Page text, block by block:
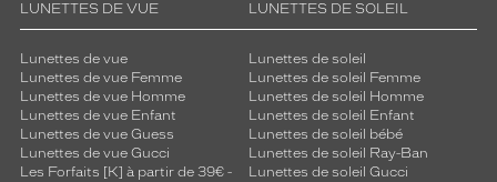
LUNETTES DE VUE
Lunettes de vue
Lunettes de vue Femme
Lunettes de vue Homme
Lunettes de vue Enfant
Lunettes de vue Guess
Lunettes de vue Gucci
Les Forfaits [K] à partir de 39€ -
LUNETTES DE SOLEIL
Lunettes de soleil
Lunettes de soleil Femme
Lunettes de soleil Homme
Lunettes de soleil Enfant
Lunettes de soleil bébé
Lunettes de soleil Ray-Ban
Lunettes de soleil Gucci